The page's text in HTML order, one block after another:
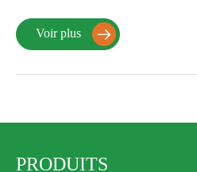
Voir plus 
PRODUITS